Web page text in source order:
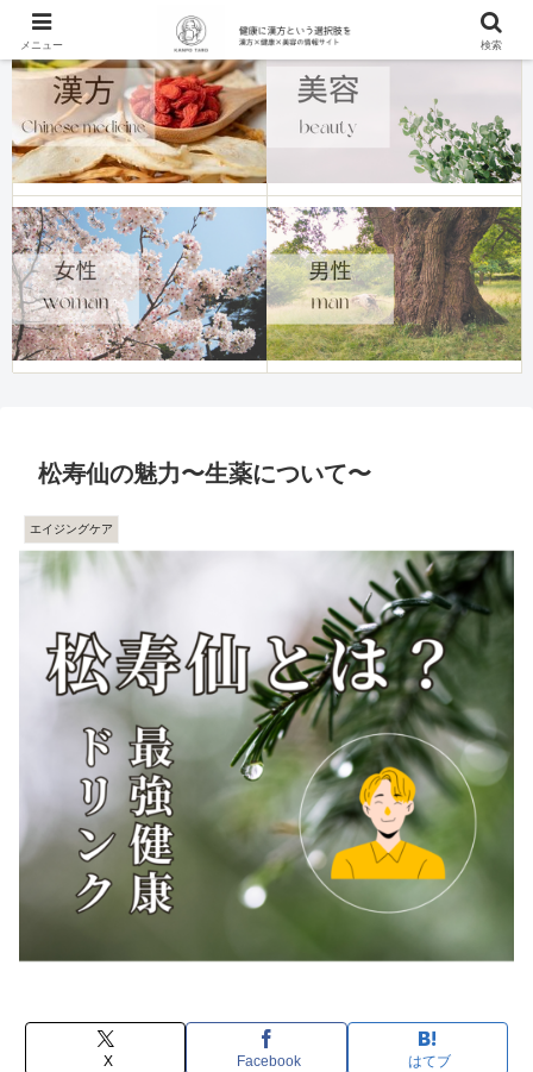
松寿仙の魅力〜生薬について〜
エイジングケア
X Facebook はてブ
メニュー 検索